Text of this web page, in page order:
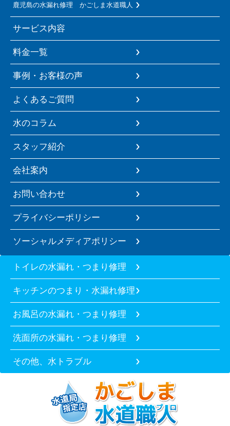
鹿児島の水漏れ修理 かごしま水道職人
サービス内容
料金一覧
事例・お客様の声
よくあるご質問
水のコラム
スタッフ紹介
会社案内
お問い合わせ
プライバシーポリシー
ソーシャルメディアポリシー
トイレの水漏れ・つまり修理
キッチンのつまり・水漏れ修理
お風呂の水漏れ・つまり修理
洗面所の水漏れ・つまり修理
その他、水トラブル